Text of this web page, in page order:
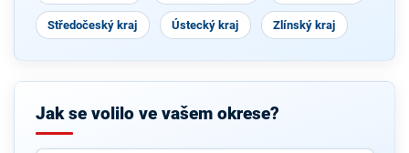
Středočeský kraj Ústecký kraj Zlínský kraj
Jak se volilo ve vašem okrese?